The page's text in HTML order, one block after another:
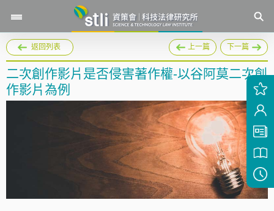
返回列表 上一篇 下一篇
二次創作影片是否侵害著作權-以谷阿莫二次創
作影片為例